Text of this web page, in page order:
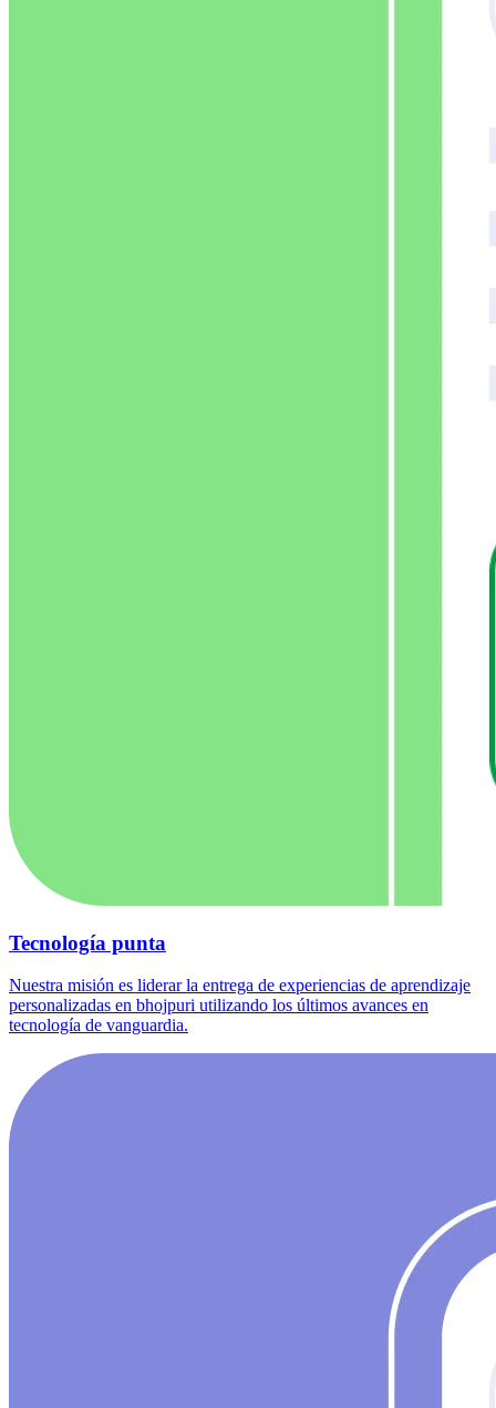
Tecnología punta
Nuestra misión es liderar la entrega de experiencias de aprendizaje
personalizadas en bhojpuri utilizando los últimos avances en
tecnología de vanguardia.